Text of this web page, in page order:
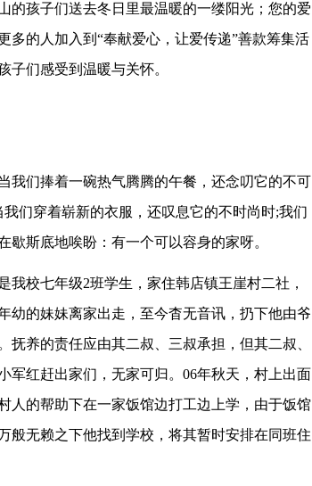
的孩子们送去冬日里最温暖的一缕阳光；您的爱
的人加入到“奉献爱心，让爱传递”善款筹集活
子们感受到温暖与关怀。
我们捧着一碗热气腾腾的午餐，还念叨它的不可
们穿着崭新的衣服，还叹息它的不时尚时;我们
斯底地唉盼：有一个可以容身的家呀。
校七年级2班学生，家住韩店镇王崖村二社，
幼的妹妹离家出走，至今杳无音讯，扔下他由爷
养的责任应由其二叔、三叔承担，但其二叔、
军红赶出家们，无家可归。06年秋天，村上出面
人的帮助下在一家饭馆边打工边上学，由于饭馆
般无赖之下他找到学校，将其暂时安排在同班住